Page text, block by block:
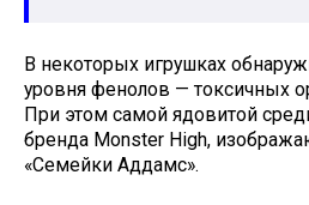
В некоторых игрушках
уровня фенолов — токсичных
При этом самой ядовитой
бренда Monster High,
«Семейки Аддамс».